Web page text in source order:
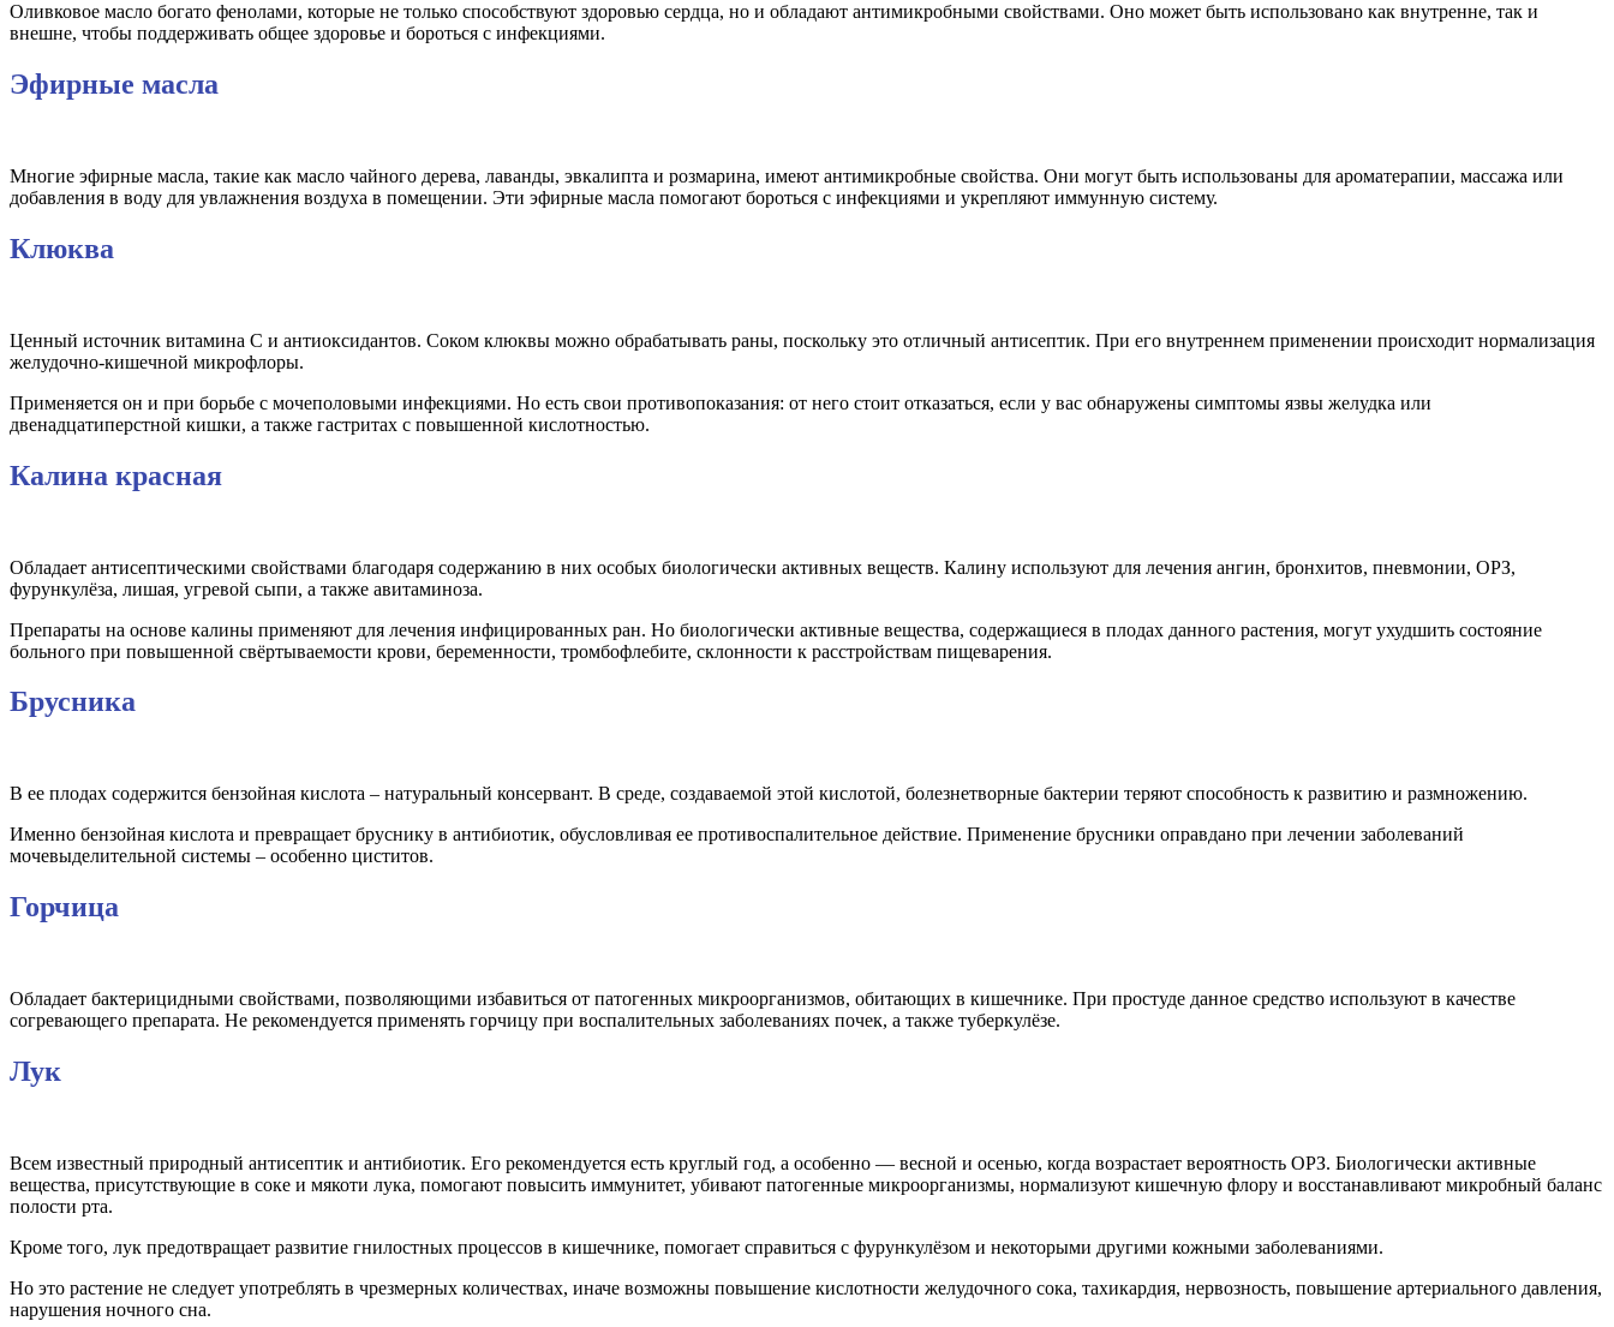
Оливковое масло богато фенолами, которые не только способствуют здоровью сердца, но и обладают антимикробными свойствами. Оно может быть использовано как внутренне, так и
внешне, чтобы поддерживать общее здоровье и бороться с инфекциями.
Эфирные масла
Многие эфирные масла, такие как масло чайного дерева, лаванды, эвкалипта и розмарина, имеют антимикробные свойства. Они могут быть использованы для ароматерапии, массажа или
добавления в воду для увлажнения воздуха в помещении. Эти эфирные масла помогают бороться с инфекциями и укрепляют иммунную систему.
Клюква
Ценный источник витамина C и антиоксидантов. Соком клюквы можно обрабатывать раны, поскольку это отличный антисептик. При его внутреннем применении происходит нормализация
желудочно-кишечной микрофлоры.
Применяется он и при борьбе с мочеполовыми инфекциями. Но есть свои противопоказания: от него стоит отказаться, если у вас обнаружены симптомы язвы желудка или
двенадцатиперстной кишки, а также гастритах с повышенной кислотностью.
Калина красная
Обладает антисептическими свойствами благодаря содержанию в них особых биологически активных веществ. Калину используют для лечения ангин, бронхитов, пневмонии, ОРЗ,
фурункулёза, лишая, угревой сыпи, а также авитаминоза.
Препараты на основе калины применяют для лечения инфицированных ран. Но биологически активные вещества, содержащиеся в плодах данного растения, могут ухудшить состояние
больного при повышенной свёртываемости крови, беременности, тромбофлебите, склонности к расстройствам пищеварения.
Брусника
В ее плодах содержится бензойная кислота – натуральный консервант. В среде, создаваемой этой кислотой, болезнетворные бактерии теряют способность к развитию и размножению.
Именно бензойная кислота и превращает бруснику в антибиотик, обусловливая ее противоспалительное действие. Применение брусники оправдано при лечении заболеваний
мочевыделительной системы – особенно циститов.
Горчица
Обладает бактерицидными свойствами, позволяющими избавиться от патогенных микроорганизмов, обитающих в кишечнике. При простуде данное средство используют в качестве
согревающего препарата. Не рекомендуется применять горчицу при воспалительных заболеваниях почек, а также туберкулёзе.
Лук
Всем известный природный антисептик и антибиотик. Его рекомендуется есть круглый год, а особенно — весной и осенью, когда возрастает вероятность ОРЗ. Биологически активные
вещества, присутствующие в соке и мякоти лука, помогают повысить иммунитет, убивают патогенные микроорганизмы, нормализуют кишечную флору и восстанавливают микробный баланс
полости рта.
Кроме того, лук предотвращает развитие гнилостных процессов в кишечнике, помогает справиться с фурункулёзом и некоторыми другими кожными заболеваниями.
Но это растение не следует употреблять в чрезмерных количествах, иначе возможны повышение кислотности желудочного сока, тахикардия, нервозность, повышение артериального давления,
нарушения ночного сна.